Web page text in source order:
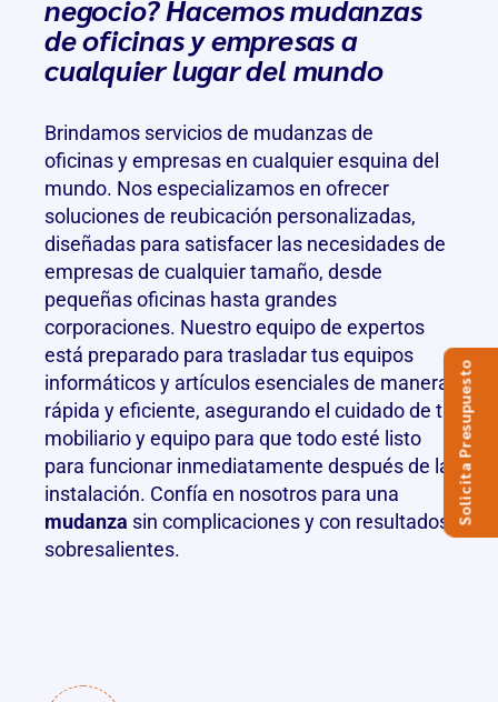
negocio? Hacemos mudanzas
de oficinas y empresas a
cualquier lugar del mundo
Brindamos servicios de mudanzas de
oficinasy empresas en cualquier esquina del
mundo. Nos especializamos en ofrecer
soluciones de reubicación personalizadas,
diseñadas para satisfacer las necesidades de
empresas de cualquier tamaño, desde
pequeñas oficinas hasta grandes
corporaciones. Nuestro equipo de expertos
está preparado para trasladar tus equipos
informáticos y artículos esenciales de manera
rápida y eficiente, asegurando el cuidado de tu
mobiliario y equipo para que todo esté listo
para funcionar inmediatamente después de la
instalación. Confía en nosotros para una
mudanza sin complicaciones y con resultados
sobresalientes.
Solicita Presupuesto